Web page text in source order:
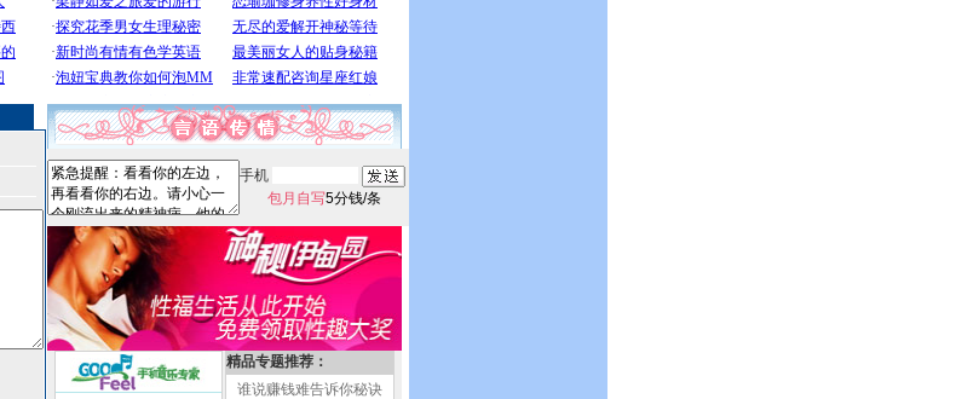
手机
包月自写5分钱/条
精品专题推荐：
谁说赚钱难告诉你秘诀